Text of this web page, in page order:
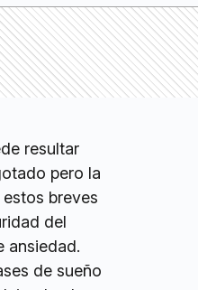
resultar
pero la
breves
del
ansiedad.
de sueño